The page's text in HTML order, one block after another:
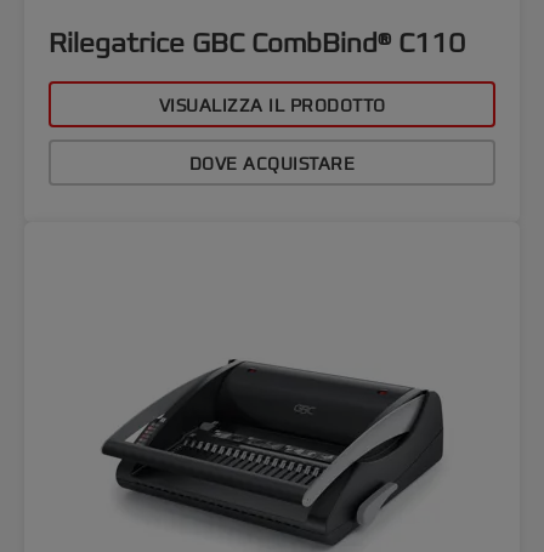
Rilegatrice GBC CombBind® C110
VISUALIZZA IL PRODOTTO
DOVE ACQUISTARE